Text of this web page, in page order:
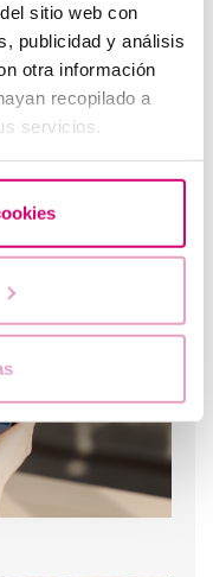
sitio web con
publicidad y análisis
otra información
recopilado a
servicios.
una FIV